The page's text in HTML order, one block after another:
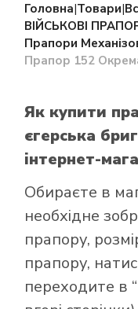
Головна|Товари|
ВІЙСЬКОВІ
Прапори
Прапор 152
Як купити
єгерська
інтернет-
Обираєте в
необхідне
прапору,
прапору,
переходите в